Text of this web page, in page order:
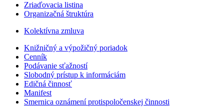
Zriaďovacia listina
Organizačná štruktúra
Kolektívna zmluva
Knižničný a výpožičný poriadok
Cenník
Podávanie sťažností
Slobodný prístup k informáciám
Edičná činnosť
Manifest
Smernica oznámení protispoločenskej činnosti